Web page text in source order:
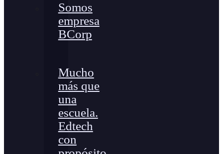
Somos
empresa
BCorp
Mucho
más que
una
escuela.
Edtech
con